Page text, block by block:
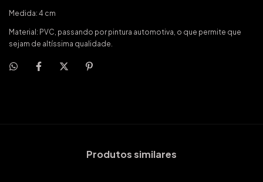
Medida: 4 cm
Material: PVC, passando por pintura automotiva, o que permite que
sejam de altíssima qualidade.
Produtos similares